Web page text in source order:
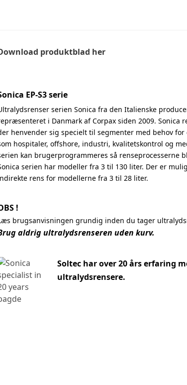
produktblad her
EP-S3 serie
serien Sonica fra den Italienske
i Danmark af Corpax siden 2009. Sonica
henvender sig specielt til segmenter med behov
hospitaler, offshore, industri, kvalitetskontrol og
kan brugerprogrammeres så renseprocesserne
serien har modeller fra 3 til 130 liter. Der er
rens for modellerne fra 3 til 28 liter.
!
brugsanvisningen grundig inden du tager
aldrig ultralydsrenseren uden kurv.
Soltec har over 20 års erfaring
ultralydsrensere.